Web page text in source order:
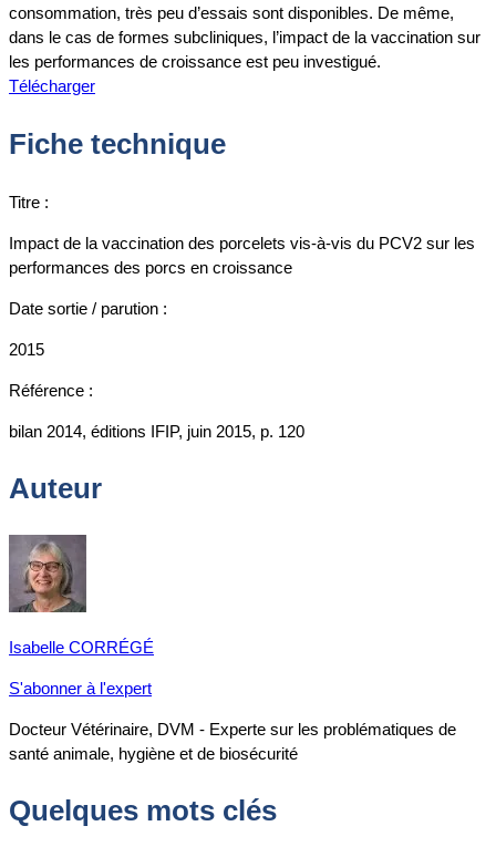
consommation, très peu d’essais sont disponibles. De même,
dans le cas de formes subcliniques, l’impact de la vaccination sur
les performances de croissance est peu investigué.
Télécharger
Fiche technique
Titre :
Impact de la vaccination des porcelets vis-à-vis du PCV2 sur les
performances des porcs en croissance
Date sortie / parution :
2015
Référence :
bilan 2014, éditions IFIP, juin 2015, p. 120
Auteur
Isabelle CORRÉGÉ
S'abonner à l'expert
Docteur Vétérinaire, DVM - Experte sur les problématiques de
santé animale, hygiène et de biosécurité
Quelques mots clés